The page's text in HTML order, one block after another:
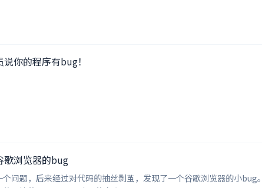
你的程序有bug！
歌浏览器的bug
经过对代码的抽丝剥茧，发现了一个谷歌浏览器的小bug。 在li中放入一个img图片元素，如果li的宽度小于里面img的